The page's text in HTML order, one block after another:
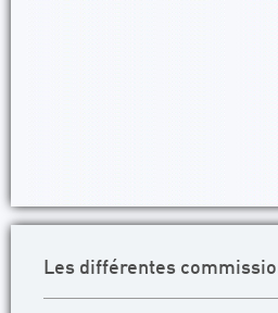
Les différentes